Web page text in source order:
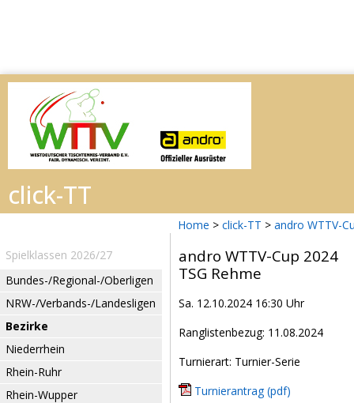
Home > click-TT > andro WTTV-
Spielklassen 2026/27
Bundes-/Regional-/Oberligen
NRW-/Verbands-/Landesligen
Bezirke
Niederrhein
Rhein-Ruhr
Rhein-Wupper
andro WTTV-Cup 2024
TSG Rehme
Sa. 12.10.2024 16:30 Uhr
Ranglistenbezug: 11.08.2024
Turnierart: Turnier-Serie
Turnierantrag (pdf)